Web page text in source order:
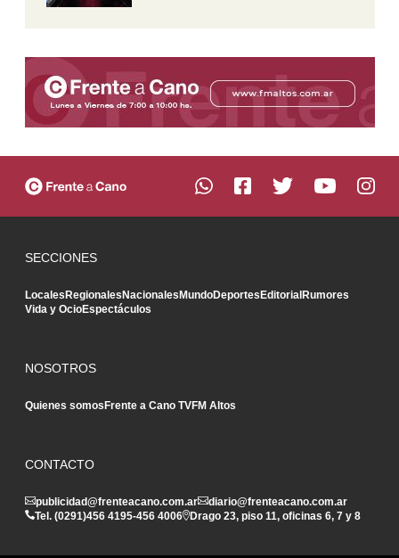
SECCIONES
LocalesRegionalesNacionalesMundoDeportesEditorialRumores
Vida y OcioEspectáculos
NOSOTROS
Quienes somosFrente a Cano TVFM Altos
CONTACTO
publicidad@frenteacano.com.ar
diario@frenteacano.com.ar
Tel. (0291)456 4195-456 4006 Drago 23, piso 11, oficinas 6, 7 y 8